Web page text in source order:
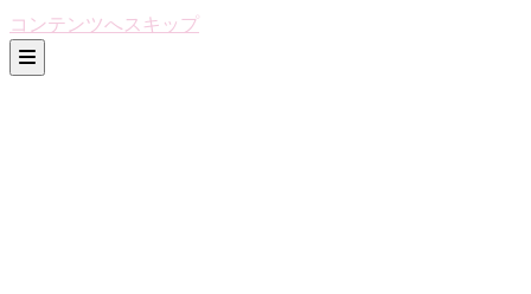
コンテンツへスキップ